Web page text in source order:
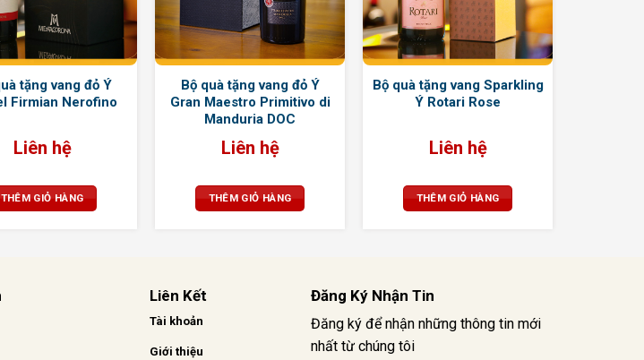
tặng vang đỏ Ý
Firmian Nerofino
Liên hệ
THÊM GIỎ HÀNG
Bộ quà tặng vang đỏ Ý
Gran Maestro Primitivo di
Manduria DOC
Liên hệ
THÊM GIỎ HÀNG
Bộ quà tặng vang Sparkling
Ý Rotari Rose
Liên hệ
THÊM GIỎ HÀNG
Liên Kết
Tài khoản
Giới thiệu
Đăng Ký Nhận Tin
Đăng ký để nhận những thông tin mới
nhất từ chúng tôi